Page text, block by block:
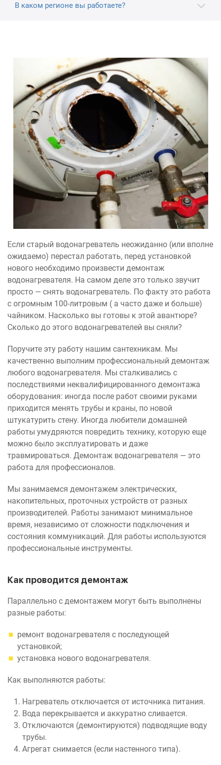
В каком регионе вы работаете?
Если старый водонагреватель неожиданно (или вполне
ожидаемо) перестал работать, перед установкой
нового необходимо произвести демонтаж
водонагревателя. На самом деле это только звучит
просто — снять водонагреватель. По факту это работа
с огромным 100-литровым ( а часто даже и больше)
чайником. Насколько вы готовы к этой авантюре?
Сколько до этого водонагревателей вы сняли?
Поручите эту работу нашим сантехникам. Мы
качественно выполним профессиональный демонтаж
любого водонагревателя. Мы сталкивались с
последствиями неквалифицированного демонтажа
оборудования: иногда после работ своими руками
приходится менять трубы и краны, по новой
штукатурить стену. Иногда любители домашней
работы умудряются повредить технику, которую еще
можно было эксплуатировать и даже
травмироваться. Демонтаж водонагревателя — это
работа для профессионалов.
Мы занимаемся демонтажем электрических,
накопительных, проточных устройств от разных
производителей. Работы занимают минимальное
время, независимо от сложности подключения и
состояния коммуникаций. Для работы используются
профессиональные инструменты.
Как проводится демонтаж
Параллельно с демонтажем могут быть выполнены
разные работы:
ремонт водонагревателя с последующей
установкой;
установка нового водонагревателя.
Как выполняются работы:
Нагреватель отключается от источника питания.
Вода перекрывается и аккуратно сливается.
Отключаются (демонтируются) подводящие воду
трубы.
Агрегат снимается (если настенного типа).